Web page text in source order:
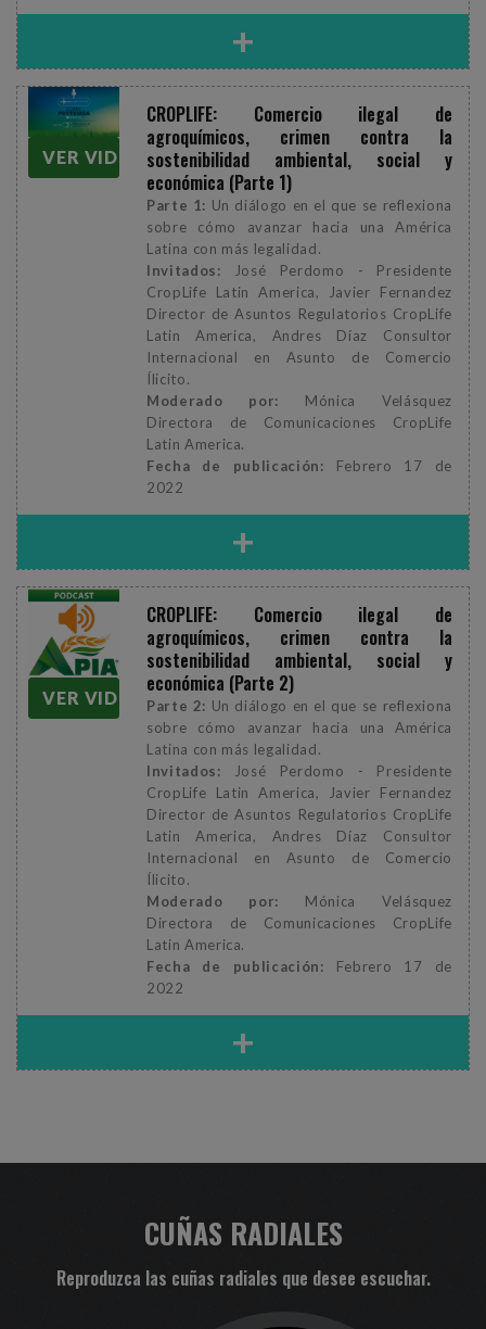
+
VER VIDEO
CROPLIFE: Comercio ilegal de
agroquímicos, crimen contra la
sostenibilidad ambiental, social y
económica (Parte 1)
Parte 1: Un diálogo en el que se reflexiona
sobre cómo avanzar hacia una América
Latina con más legalidad.
Invitados: José Perdomo - Presidente
CropLife Latin America, Javier Fernandez
Director de Asuntos Regulatorios CropLife
Latin America, Andres Díaz Consultor
Internacional en Asunto de Comercio
Ílicito.
Moderado por: Mónica Velásquez
Directora de Comunicaciones CropLife
Latin America.
Fecha de publicación: Febrero 17 de
2022
+
VER VIDEO
CROPLIFE: Comercio ilegal de
agroquímicos, crimen contra la
sostenibilidad ambiental, social y
económica (Parte 2)
Parte 2: Un diálogo en el que se reflexiona
sobre cómo avanzar hacia una América
Latina con más legalidad.
Invitados: José Perdomo - Presidente
CropLife Latin America, Javier Fernandez
Director de Asuntos Regulatorios CropLife
Latin America, Andres Díaz Consultor
Internacional en Asunto de Comercio
Ílicito.
Moderado por: Mónica Velásquez
Directora de Comunicaciones CropLife
Latin America.
Fecha de publicación: Febrero 17 de
2022
+
CUÑAS RADIALES
Reproduzca las cuñas radiales que desee escuchar.